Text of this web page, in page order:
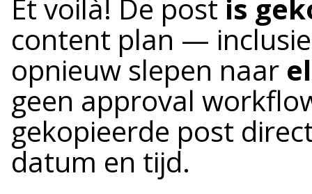
Et voilà! De post is
content plan —
opnieuw slepen naar
geen approval
gekopieerde post
datum en tijd.